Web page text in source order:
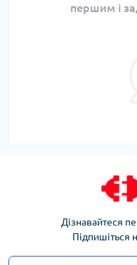
першим і
Дізнавайтеся
Підпишіться